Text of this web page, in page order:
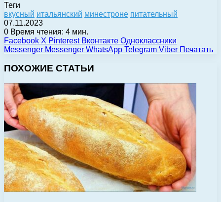
Теги
вкусный итальянский минестроне питательный
07.11.2023
0 Время чтения: 4 мин.
Facebook X Pinterest Вконтакте Одноклассники
Messenger Messenger WhatsApp Telegram Viber Печатать
ПОХОЖИЕ СТАТЬИ